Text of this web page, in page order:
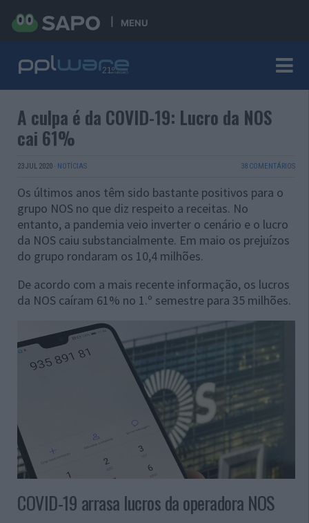
MENU
A culpa é da COVID-19: Lucro da NOS
cai 61%
23 JUL 2020 · NOTÍCIAS 38 COMENTÁRIOS
Os últimos anos têm sido bastante positivos para o
grupo NOS no que diz respeito a receitas. No
entanto, a pandemia veio inverter o cenário e o lucro
da NOS caiu substancialmente. Em maio os prejuízos
do grupo rondaram os 10,4 milhões.
De acordo com a mais recente informação, os lucros
da NOS caíram 61% no 1.º semestre para 35 milhões.
COVID-19 arrasa lucros da operadora NOS